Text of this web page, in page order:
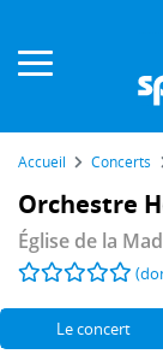
Accueil Concerts
Orchestre
Église de la
Le concert